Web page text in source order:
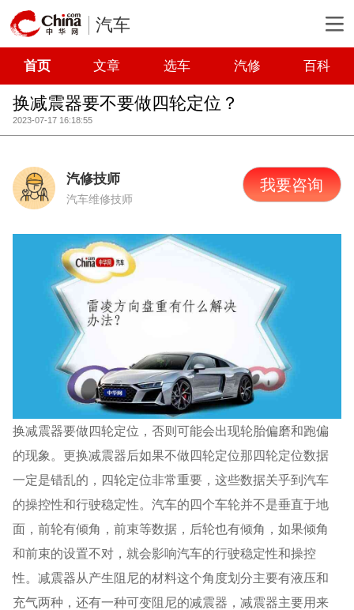
汽车
首页 文章 选车 汽修 百科
换减震器要不要做四轮定位？
2023-07-17 16:18:55
汽修技师
汽车维修技师
我要咨询
换减震器要做四轮定位，否则可能会出现轮胎偏磨和跑偏
的现象。更换减震器后如果不做四轮定位那四轮定位数据
一定是错乱的，四轮定位非常重要，这些数据关乎到汽车
的操控性和行驶稳定性。汽车的四个车轮并不是垂直于地
面，前轮有倾角，前束等数据，后轮也有倾角，如果倾角
和前束的设置不对，就会影响汽车的行驶稳定性和操控
性。减震器从产生阻尼的材料这个角度划分主要有液压和
充气两种，还有一种可变阻尼的减震器，减震器主要用来